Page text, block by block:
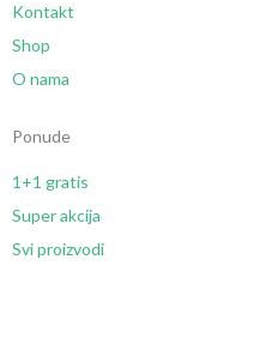
Kontakt
Shop
O nama
Ponude
1+1 gratis
Super akcija
Svi proizvodi